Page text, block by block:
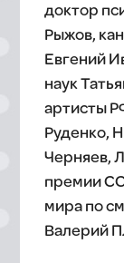
доктор
Рыжов,
Евгений
наук
артисты
Руденко,
Черняев,
премии
мира по
Валерий